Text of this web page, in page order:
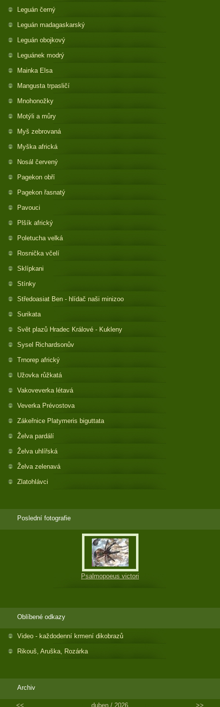
Leguán černý
Leguán madagaskarský
Leguán obojkový
Leguánek modrý
Mainka Elsa
Mangusta trpasličí
Mnohonožky
Motýli a můry
Myš zebrovaná
Myška africká
Nosál červený
Pagekon obří
Pagekon řasnatý
Pavouci
Plšík africký
Poletucha velká
Rosnička včelí
Sklípkani
Stínky
Středoasiat Ben - hlídač naši minizoo
Surikata
Svět plazů Hradec Králové - Kukleny
Sysel Richardsonův
Trnorep africký
Užovka růžkatá
Vakoveverka létavá
Veverka Prévostova
Zákeřnice Platymeris biguttata
Želva pardálí
Želva uhlířská
Želva zelenavá
Zlatohlávci
Poslední fotografie
Psalmopoeus victori
Oblíbené odkazy
Video - každodenní krmení dikobrazů
Rikouš, Aruška, Rozárka
Archiv
<< duben / 2026 >>